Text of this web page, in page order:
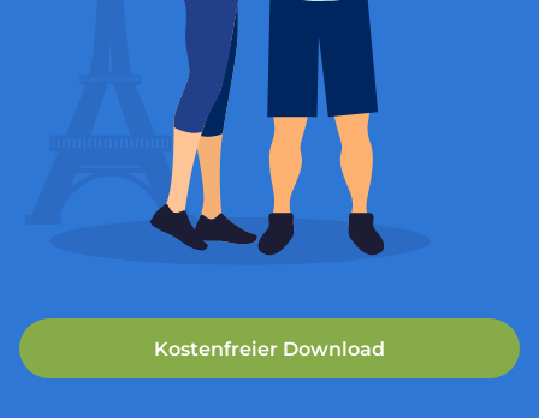
Kostenfreier Download